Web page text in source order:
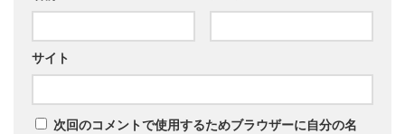
サイト
次回のコメントで使用するためブラウザーに自分の名